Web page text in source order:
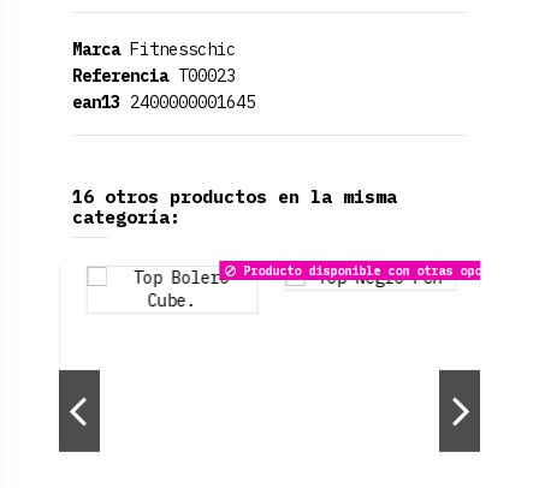
Marca Fitnesschic
Referencia T00023
ean13 2400000001645
16 otros productos en la misma
categoría:
Producto disponible con otras opciones